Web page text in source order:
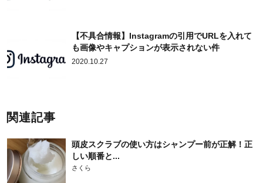
【不具合情報】Instagramの引用でURLを入れて
も画像やキャプションが表示されない件
2020.10.27
関連記事
頭皮スクラブの使い方はシャンプー前が正解！正
しい順番と...
さくら